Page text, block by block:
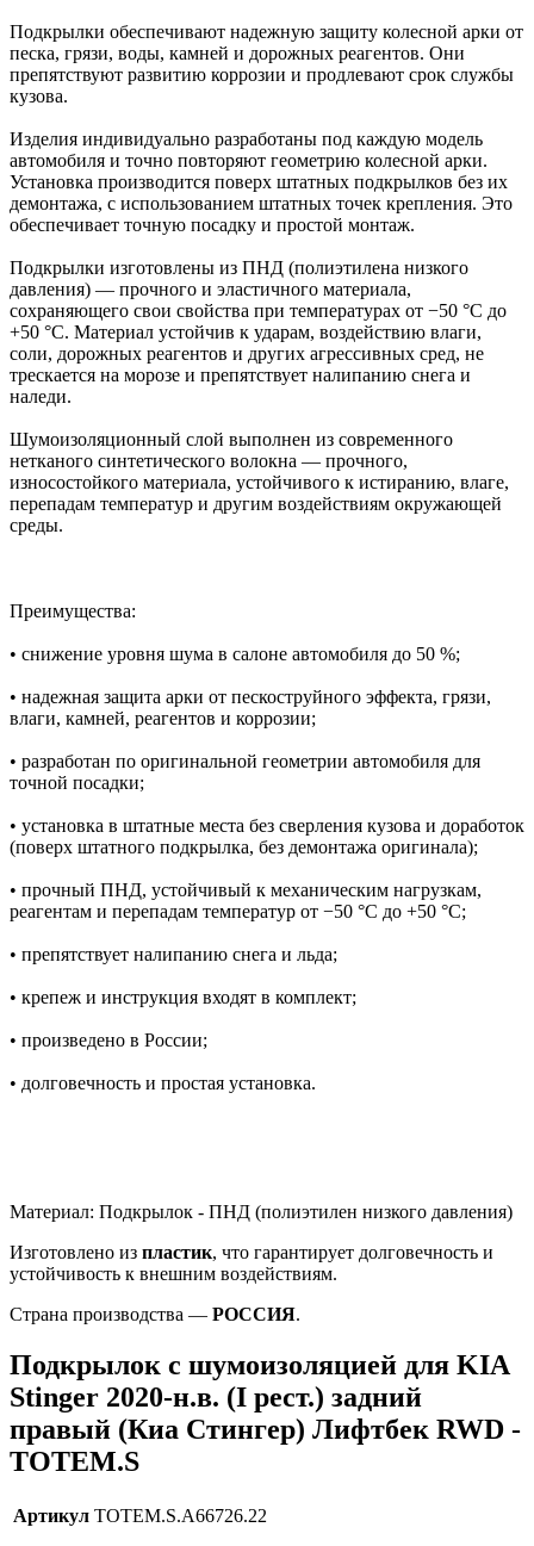
Подкрылки обеспечивают надежную защиту колесной арки от
песка, грязи, воды, камней и дорожных реагентов. Они
препятствуют развитию коррозии и продлевают срок службы
кузова.
Изделия индивидуально разработаны под каждую модель
автомобиля и точно повторяют геометрию колесной арки.
Установка производится поверх штатных подкрылков без их
демонтажа, с использованием штатных точек крепления. Это
обеспечивает точную посадку и простой монтаж.
Подкрылки изготовлены из ПНД (полиэтилена низкого
давления) — прочного и эластичного материала,
сохраняющего свои свойства при температурах от −50 °C до
+50 °C. Материал устойчив к ударам, воздействию влаги,
соли, дорожных реагентов и других агрессивных сред, не
трескается на морозе и препятствует налипанию снега и
наледи.
Шумоизоляционный слой выполнен из современного
нетканого синтетического волокна — прочного,
износостойкого материала, устойчивого к истиранию, влаге,
перепадам температур и другим воздействиям окружающей
среды.
Преимущества:
• снижение уровня шума в салоне автомобиля до 50 %;
• надежная защита арки от пескоструйного эффекта, грязи,
влаги, камней, реагентов и коррозии;
• разработан по оригинальной геометрии автомобиля для
точной посадки;
• установка в штатные места без сверления кузова и доработок
(поверх штатного подкрылка, без демонтажа оригинала);
• прочный ПНД, устойчивый к механическим нагрузкам,
реагентам и перепадам температур от −50 °C до +50 °C;
• препятствует налипанию снега и льда;
• крепеж и инструкция входят в комплект;
• произведено в России;
• долговечность и простая установка.
Материал: Подкрылок - ПНД (полиэтилен низкого давления)
Изготовлено из пластик, что гарантирует долговечность и
устойчивость к внешним воздействиям.
Страна производства — РОССИЯ.
Подкрылок с шумоизоляцией для KIA
Stinger 2020-н.в. (I рест.) задний
правый (Киа Стингер) Лифтбек RWD -
TOTEM.S
Артикул TOTEM.S.A66726.22